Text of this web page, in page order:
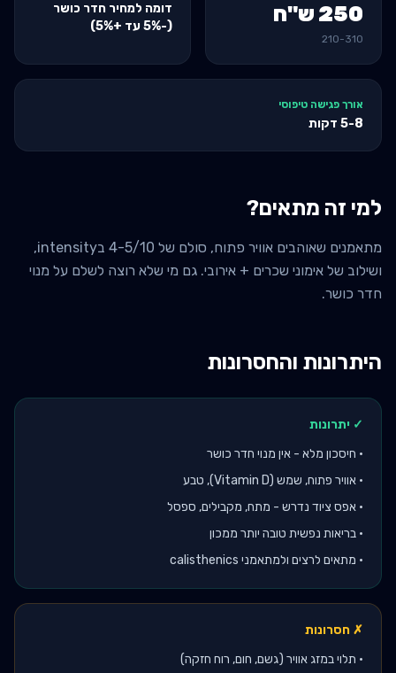
250 ש"ח
210-310
דומה למחיר חדר כושר
(-5% עד +5%)
אורך פגישה טיפוסי
5-8 דקות
למי זה מתאים?
מתאמנים שאוהבים אוויר פתוח, סולם של 4-5/10 בintensity,
ושילוב של אימוני שכרים + אירובי. גם מי שלא רוצה לשלם על מנוי
חדר כושר.
היתרונות והחסרונות
✓ יתרונות
• חיסכון מלא - אין מנוי חדר כושר
• אוויר פתוח, שמש (Vitamin D), טבע
• אפס ציוד נדרש - מתח, מקבילים, ספסל
• בריאות נפשית טובה יותר ממכון
• מתאים לרצים ולמתאמני calisthenics
✗ חסרונות
• תלוי במזג אוויר (גשם, חום, רוח חזקה)